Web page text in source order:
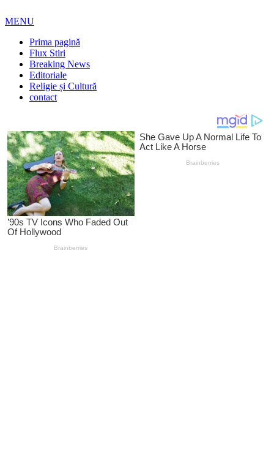
MENU
Prima pagină
Flux Stiri
Breaking News
Editoriale
Religie și Cultură
contact